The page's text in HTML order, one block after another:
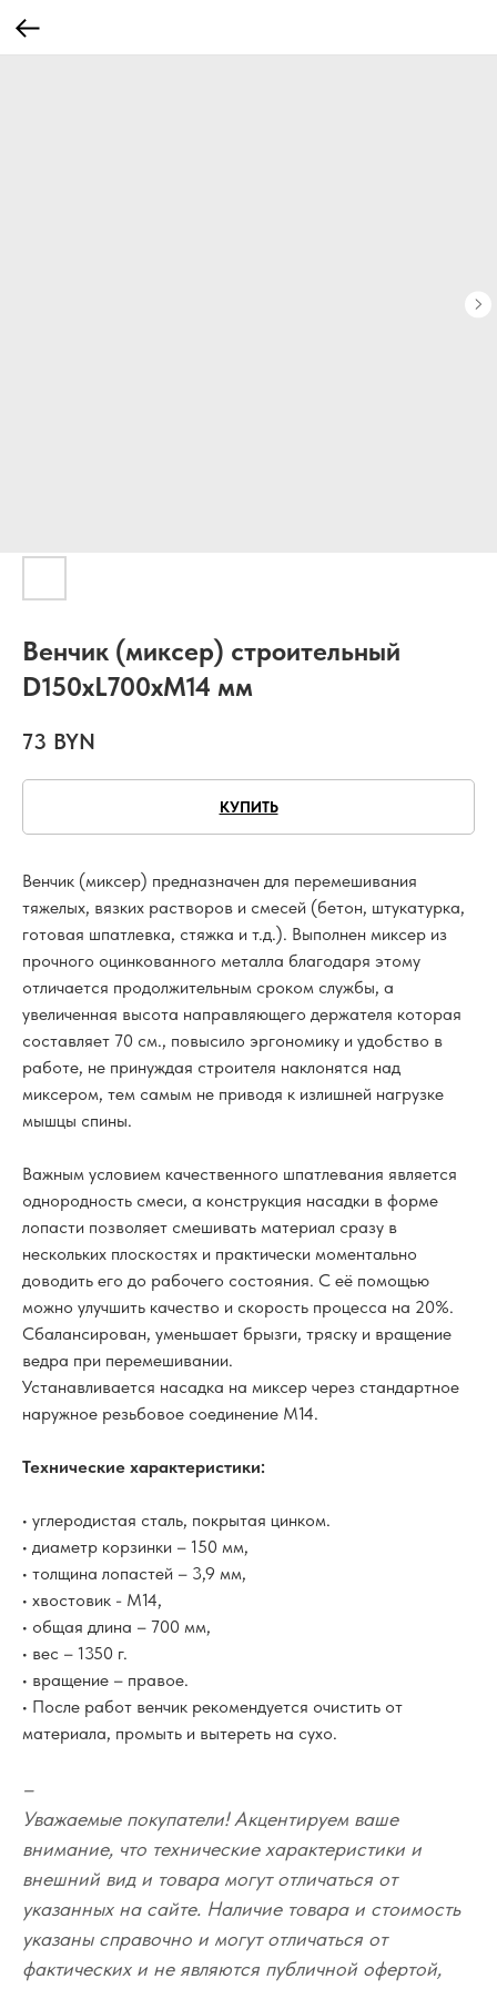
Венчик (миксер) строительный
D150xL700xM14 мм
73 BYN
КУПИТЬ
Венчик (миксер) предназначен для перемешивания
тяжелых, вязких растворов и смесей (бетон, штукатурка,
готовая шпатлевка, стяжка и т.д.). Выполнен миксер из
прочного оцинкованного металла благодаря этому
отличается продолжительным сроком службы, а
увеличенная высота направляющего держателя которая
составляет 70 см., повысило эргономику и удобство в
работе, не принуждая строителя наклонятся над
миксером, тем самым не приводя к излишней нагрузке
мышцы спины.
Важным условием качественного шпатлевания является
однородность смеси, а конструкция насадки в форме
лопасти позволяет смешивать материал сразу в
нескольких плоскостях и практически моментально
доводить его до рабочего состояния. С её помощью
можно улучшить качество и скорость процесса на 20%.
Сбалансирован, уменьшает брызги, тряску и вращение
ведра при перемешивании.
Устанавливается насадка на миксер через стандартное
наружное резьбовое соединение М14.
Технические характеристики:
• углеродистая сталь, покрытая цинком.
• диаметр корзинки – 150 мм,
• толщина лопастей – 3,9 мм,
• хвостовик - М14,
• общая длина – 700 мм,
• вес – 1350 г.
• вращение – правое.
• После работ венчик рекомендуется очистить от
материала, промыть и вытереть на сухо.
–
Уважаемые покупатели! Акцентируем ваше
внимание, что технические характеристики и
внешний вид и товара могут отличаться от
указанных на сайте. Наличие товара и стоимость
указаны справочно и могут отличаться от
фактических и не являются публичной офертой,